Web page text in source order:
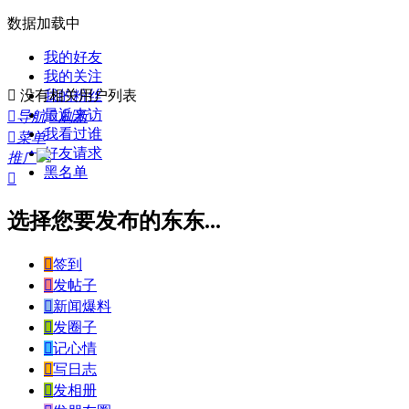
数据加载中
我的好友
我的关注
我的粉丝
最近来访
我看过谁
好友请求
黑名单
 没有相关用户列表
导航 刷新
菜单
推广

选择您要发布的东东...
签到
发帖子
新闻爆料
发圈子
记心情
写日志
发相册